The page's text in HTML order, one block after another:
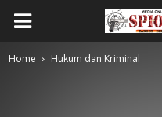
Home Hukum dan Kriminal